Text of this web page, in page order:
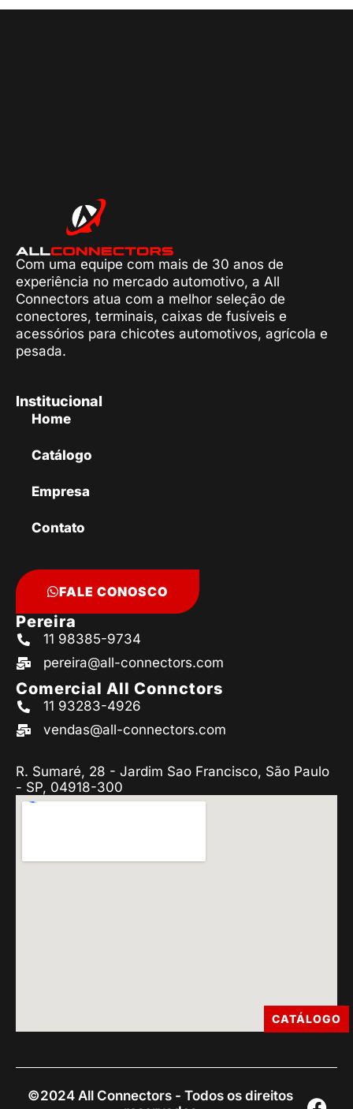
Com uma equipe com mais de 30 anos de
experiência no mercado automotivo, a All
Connectors atua com a melhor seleção de
conectores, terminais, caixas de fusíveis e
acessórios para chicotes automotivos, agrícola e
pesada.
Institucional
Home
Catálogo
Empresa
Contato
FALE CONOSCO
Pereira
11 98385-9734
pereira@all-connectors.com
Comercial All Connctors
11 93283-4926
vendas@all-connectors.com
R. Sumaré, 28 - Jardim Sao Francisco, São Paulo
- SP, 04918-300
©2024 All Connectors - Todos os direitos
CATÁLOGO